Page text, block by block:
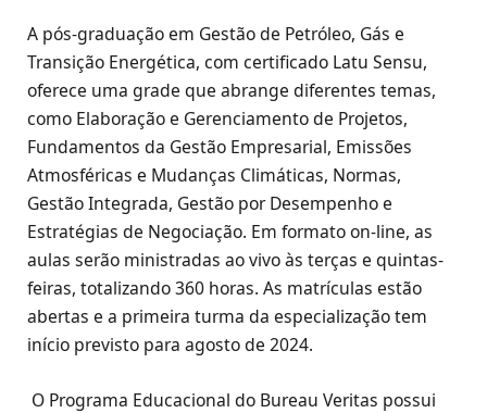
A pós-graduação em Gestão de Petróleo, Gás e
Transição Energética, com certificado Latu Sensu,
oferece uma grade que abrange diferentes temas,
como Elaboração e Gerenciamento de Projetos,
Fundamentos da Gestão Empresarial, Emissões
Atmosféricas e Mudanças Climáticas, Normas,
Gestão Integrada, Gestão por Desempenho e
Estratégias de Negociação. Em formato on-line, as
aulas serão ministradas ao vivo às terças e quintas-
feiras, totalizando 360 horas. As matrículas estão
abertas e a primeira turma da especialização tem
início previsto para agosto de 2024.
O Programa Educacional do Bureau Veritas possui